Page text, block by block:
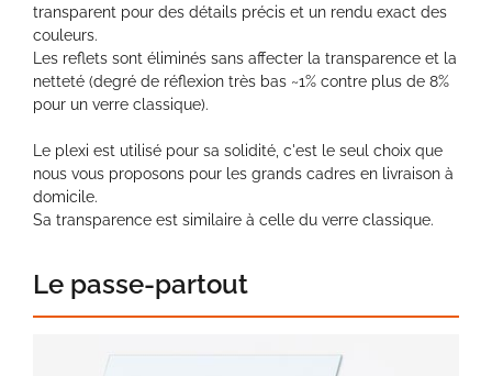
transparent pour des détails précis et un rendu exact des
couleurs.
Les reflets sont éliminés sans affecter la transparence et la
netteté (degré de réflexion très bas ~1% contre plus de 8%
pour un verre classique).
Le plexi est utilisé pour sa solidité, c'est le seul choix que
nous vous proposons pour les grands cadres en livraison à
domicile.
Sa transparence est similaire à celle du verre classique.
Le passe-partout